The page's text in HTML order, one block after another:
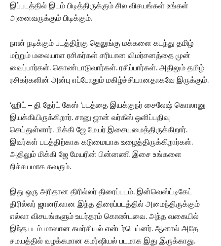
இப்படத்தில் இடம் பிடித்திருக்கும் சில விசயங்கள் உங்கள்
அனைவருக்கும் பிடிக்கும்.
நான் நடிக்கும் படத்திற்கு தெலுங்கு மக்களை கடந்து தமிழ்
மற்றும் மலையாள ரசிகர்கள் சரியான விமர்சனத்தை முன்
வைப்பார்கள். கொண்டாடுவார்கள். ரசிப்பார்கள்.‌ அதிலும் தமிழ்
ரசிகர்களின் அன்பு எப்போதும் மகிழ்ச்சியானதாகவே இருக்கும்.
‘ஹிட் – தி தேர்ட் கேஸ் ‘படத்தை இயக்குநர் சைலேஷ் கொலானு
இயக்கியிருக்கிறார். சானு ஜான் வர்கீஸ் ஒளிப்பதிவு
செய்துள்ளார். மிக்கி ஜே மேயர் இசையமைத்திருக்கிறார்.
இவர்கள் படத்திற்காக கடுமையாக உழைத்திருக்கிறார்கள்.
அதிலும் மிக்கி ஜே மேயரின் பின்னணி இசை உங்களை
நிச்சயமாக கவரும்.
இது ஒரு அரிதான திரில்லர் திரைப்படம். இன்வெஸ்ட்டிகேட்
திரில்லர் ஜானரிலான இந்த திரைப்படத்தில் அமைந்திருக்கும்
எல்லா விசயங்களும் உயர்தரம் கொண்டவை. அந்த வகையில்
இந்த படம் மாஸான கமர்சியல் என்டர்டெய்னர். ஆனால் அதே
சமயத்தில் வழக்கமான கமர்ஷியல் படமாக இது இருக்காது.